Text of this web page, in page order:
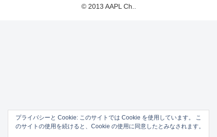
© 2013 AAPL Ch..
プライバシーと Cookie: このサイトでは Cookie を使用しています。 こ
のサイトの使用を続けると、Cookie の使用に同意したとみなされます。